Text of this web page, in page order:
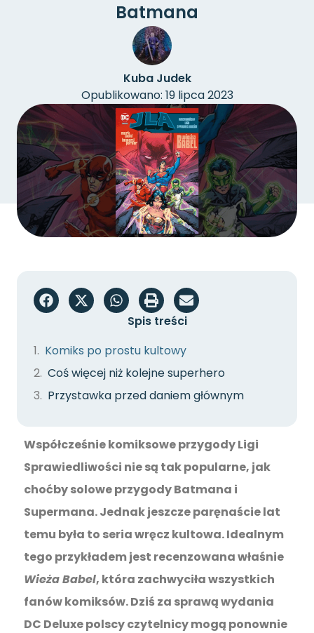
Batmana
Kuba Judek
Opublikowano: 19 lipca 2023
Spis treści
Komiks po prostu kultowy
Coś więcej niż kolejne superhero
Przystawka przed daniem głównym
Współcześnie komiksowe przygody Ligi
Sprawiedliwości nie są tak popularne, jak
choćby solowe przygody Batmana i
Supermana. Jednak jeszcze paręnaście lat
temu była to seria wręcz kultowa. Idealnym
tego przykładem jest recenzowana właśnie
Wieża Babel, która zachwyciła wszystkich
fanów komiksów. Dziś za sprawą wydania
DC Deluxe polscy czytelnicy mogą ponownie